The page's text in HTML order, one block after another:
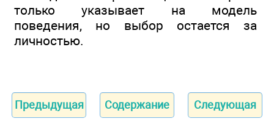
только указывает на модель
поведения, но выбор остается за
личностью.
Предыдущая Содержание Следующая